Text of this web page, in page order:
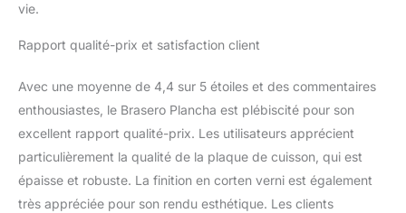
vie.
Rapport qualité-prix et satisfaction client
Avec une moyenne de 4,4 sur 5 étoiles et des commentaires
enthousiastes, le Brasero Plancha est plébiscité pour son
excellent rapport qualité-prix. Les utilisateurs apprécient
particulièrement la qualité de la plaque de cuisson, qui est
épaisse et robuste. La finition en corten verni est également
très appréciée pour son rendu esthétique. Les clients